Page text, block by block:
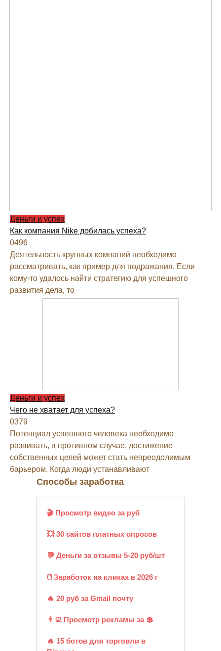
Деньги и успех
Как компания Nike добилась успеха?
0496
Деятельность крупных компаний необходимо
рассматривать, как пример для подражания. Если
кому-то удалось найти стратегию для успешного
развития дела, то
Деньги и успех
Чего не хватает для успеха?
0379
Потенциал успешного человека необходимо
развивать, в противном случае, достижение
собственных целей может стать непреодолимым
барьером. Когда люди устанавливают
Способы заработка
🎬 Просмотр видео за руб
💥 30 сайтов платных опросов
💬 Деньги за отзывы 5-20 руб/шт
🖱️ Заработок на кликах в 2026 г
🔥 20 руб за Gmail почту
👨‍💻 Просмотр рекламы за 💲
🔥 15 ботов для торговли в